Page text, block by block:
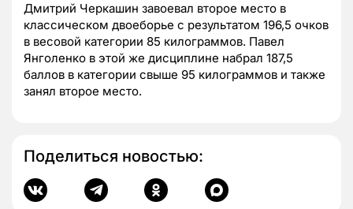
Дмитрий Черкашин завоевал второе место в
классическом двоеборье с результатом 196,5 очков
в весовой категории 85 килограммов. Павел
Янголенко в этой же дисциплине набрал 187,5
баллов в категории свыше 95 килограммов и также
занял второе место.
Поделиться новостью: